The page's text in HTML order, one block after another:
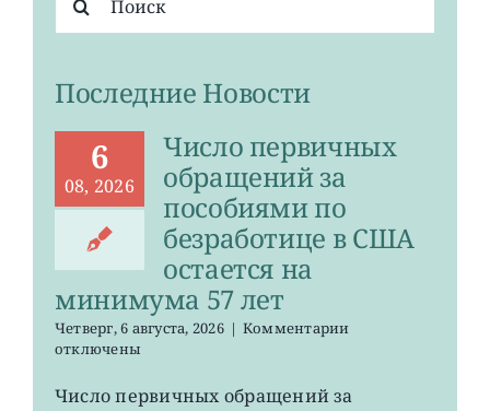
поиска:
Последние Новости
6
08, 2026
Число первичных
обращений за
пособиями по
безработице в США
остается на
минимума 57 лет
Четверг, 6 августа, 2026 | Комментариик
первичных
отключены
Число первичных обращений за